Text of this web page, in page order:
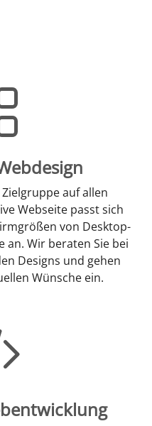
auf allen
Webseite passt sich
von Desktop-
an. Wir beraten Sie bei
Designs und gehen
Wünsche ein.